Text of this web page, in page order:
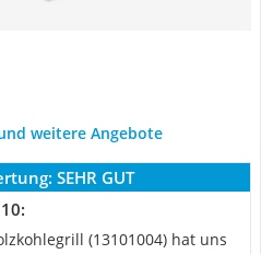
weitere Angebote
SEHR GUT
(13101004) hat uns